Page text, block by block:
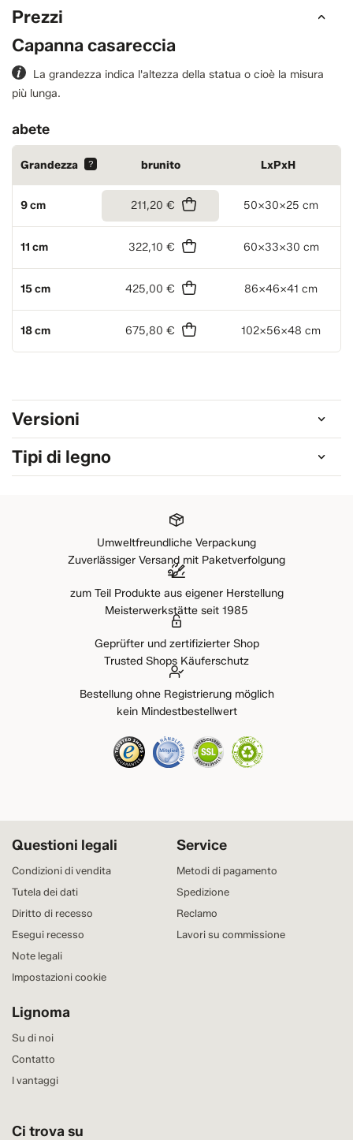
Prezzi
Capanna casareccia
La grandezza indica l'altezza della statua o cioè la misura
più lunga.
abete
Grandezza ? brunito LxPxH
9 cm 211,20 € 50x30x25 cm
11 cm 322,10 € 60x33x30 cm
15 cm 425,00 € 86x46x41 cm
18 cm 675,80 € 102x56x48 cm
Versioni
Tipi di legno
Umweltfreundliche Verpackung
Zuverlässiger Versand mit Paketverfolgung
zum Teil Produkte aus eigener Herstellung
Meisterwerkstätte seit 1985
Geprüfter und zertifizierter Shop
Trusted Shops Käuferschutz
Bestellung ohne Registrierung möglich
kein Mindestbestellwert
Service
Metodi di pagamento
Spedizione
Reclamo
Lavori su commissione
Questioni legali
Condizioni di vendita
Tutela dei dati
Diritto di recesso
Esegui recesso
Note legali
Impostazioni cookie
Lignoma
Su di noi
Contatto
I vantaggi
Ci trova su